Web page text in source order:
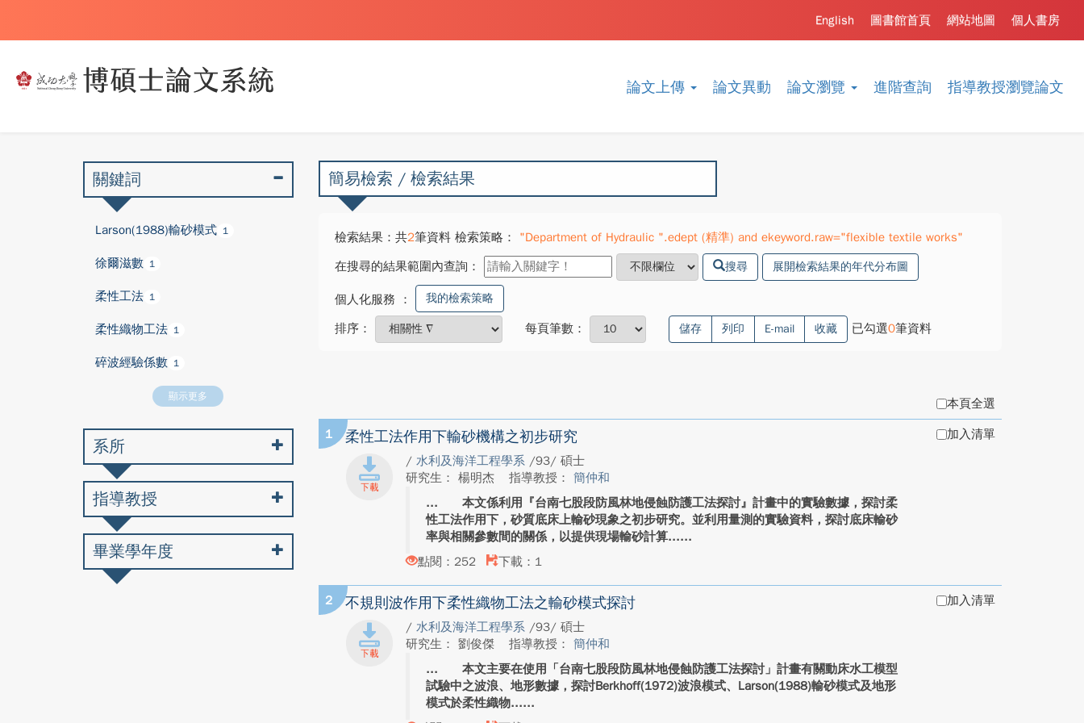
論文上傳 論文異動 論文瀏覽 進階查詢 指導教授瀏覽論文
個人書房
網站地圖
圖書館首頁
English
簡易檢索 / 檢索結果
檢索結果：共2筆資料 檢索策略：
"Department of Hydraulic ".edept (精準) and ekeyword.raw="flexible textile works"
在搜尋的結果範圍內查詢：
搜尋 展開檢索結果的年代分布圖
個人化服務 ： 我的檢索策略
排序： 每頁筆數： 儲存 列印 E-mail 收藏 已勾選0筆資料
本頁全選
1 柔性工法作用下輸砂機構之初步研究
/ 水利及海洋工程學系 /93/ 碩士
研究生： 楊明杰
指導教授： 簡仲和
本文係利用『台南七股段防風林地侵蝕防護工法探討』計畫中的實驗數據，探討柔
性工法作用下，砂質底床上輸砂現象之初步研究。並利用量測的實驗資料，探討底床輸砂
率與相關參數間的關係，以提供現場輸砂計算...
點閱：252
下載：1
加入清單
2 不規則波作用下柔性織物工法之輸砂模式探討
/ 水利及海洋工程學系 /93/ 碩士
研究生： 劉俊傑
指導教授： 簡仲和
本文主要在使用「台南七股段防風林地侵蝕防護工法探討」計畫有關動床水工模型
試驗中之波浪、地形數據，探討Berkhoff(1972)波浪模式、Larson(1988)輸砂模式及地形
模式於柔性織物...
加入清單
關鍵詞
Larson(1988)輸砂模式 1
徐爾滋數 1
柔性工法 1
柔性織物工法 1
碎波經驗係數 1
顯示更多
系所
指導教授
畢業學年度